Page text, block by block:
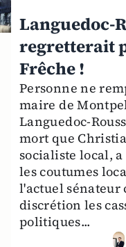
Languedoc-
regretterait
Frêche !
Personne ne
maire de
Languedoc-
mort que
socialiste local,
les coutumes
l'actuel sénateur
discrétion les
politiques...